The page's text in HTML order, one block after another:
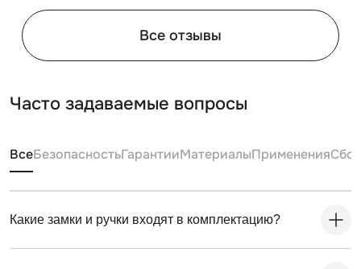
Все отзывы
Часто задаваемые вопросы
ВсеБезопасностьГарантииМатериалыПрименения
Какие замки и ручки входят в комплектацию?